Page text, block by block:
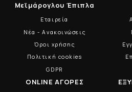
Μεϊμάρογλου Έπιπλα
Εταιρεία
Νέα - Ανακοινώσεις
Όροι χρήσης
Πολιτική cookies
GDPR
ONLINE ΑΓΟΡΕΣ